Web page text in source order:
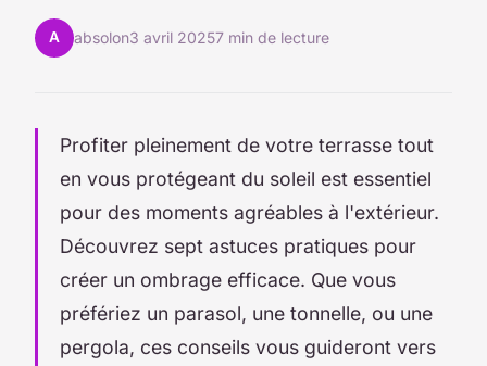
A absolon3 avril 20257 min de lecture
Profiter pleinement de votre terrasse tout
en vous protégeant du soleil est essentiel
pour des moments agréables à l'extérieur.
Découvrez sept astuces pratiques pour
créer un ombrage efficace. Que vous
préfériez un parasol, une tonnelle, ou une
pergola, ces conseils vous guideront vers